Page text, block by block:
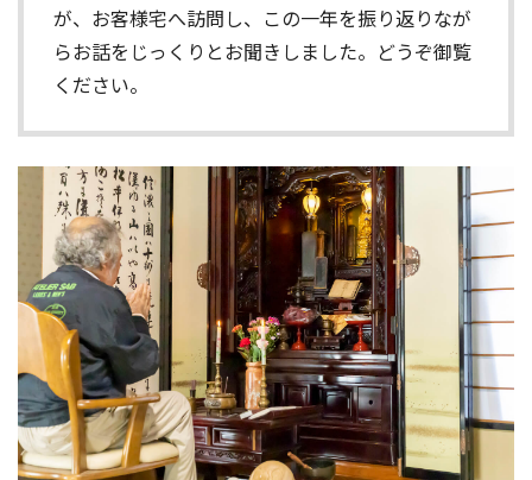
が、お客様宅へ訪問し、この一年を振り返りなが
らお話をじっくりとお聞きしました。どうぞ御覧
ください。